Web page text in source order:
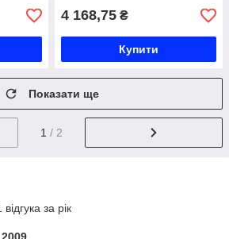
4 168,75 ₴
Купити
Показати ще
1 / 2
за рік